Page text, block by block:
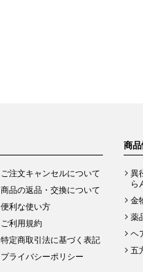
ご注文キャンセルについて
商品の返品・交換について
便利な使い方
ご利用規約
特定商取引法に基づく表記
プライバシーポリシー
商
異
ら
金
薬
ヘ
五